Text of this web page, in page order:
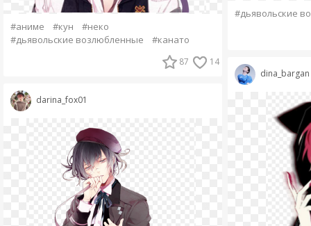
#аниме #кун
#неко
#дьявольские возлюбленные
#канато
87 14
darina_fox01
#дьявольские
dina_bargan